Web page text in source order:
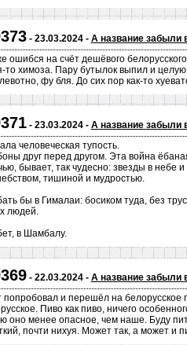
- 23.03.2024 - А название забыли
ошибся на счёт дешёвого
то химоза. Пару бутылок выпил и
фу бля. До сих пор как-то
- 23.03.2024 - А название забыли
человеческая тупость.
друг перед другом. Эта война
бывает, так чудесно: звезды в небе
тишиной и мудростью.
бы в Гималаи: босиком туда, без
людей.
в Шамбалу.
- 22.03.2024 - А название забыли
попробовал и перешёл на белорусское
Пиво как пиво, ничего
оно менее опасное, чем наше. Буду
почти нихуя. Может так, а может и